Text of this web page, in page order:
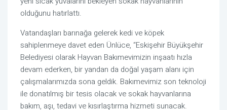
olduğunu hatırlattı.
Vatandaşları barınağa gelerek kedi ve köpek
sahiplenmeye davet eden Ünlüce, “Eskişehir Büyükşehir
Belediyesi olarak Hayvan Bakımevimizin inşaatı hızla
devam ederken, bir yandan da doğal yaşam alanı için
çalışmalarımızda sona geldik. Bakımevimiz son teknoloji
ile donatılmış bir tesis olacak ve sokak hayvanlarına
bakım, aşı, tedavi ve kısırlaştırma hizmeti sunacak.